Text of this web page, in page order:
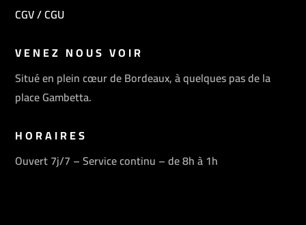
CGV / CGU
VENEZ NOUS VOIR
Situé en plein cœur de Bordeaux, à quelques pas de la
place Gambetta.
HORAIRES
Ouvert 7j/7 – Service continu – de 8h à 1h